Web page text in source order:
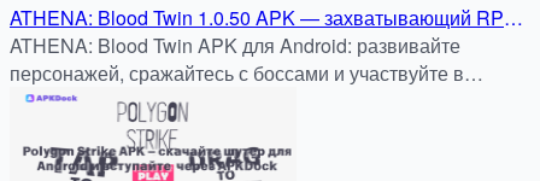
ATHENA: Blood Twin 1.0.50 APK — захватывающий RPG
для Android через APKDock
ATHENA: Blood Twin APK для Android: развивайте
персонажей, сражайтесь с боссами и участвуйте в
эпических битвах. Скачать бесплатно и безопасно на
apkdock.com.